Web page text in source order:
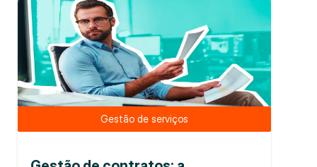
Gestão de serviços